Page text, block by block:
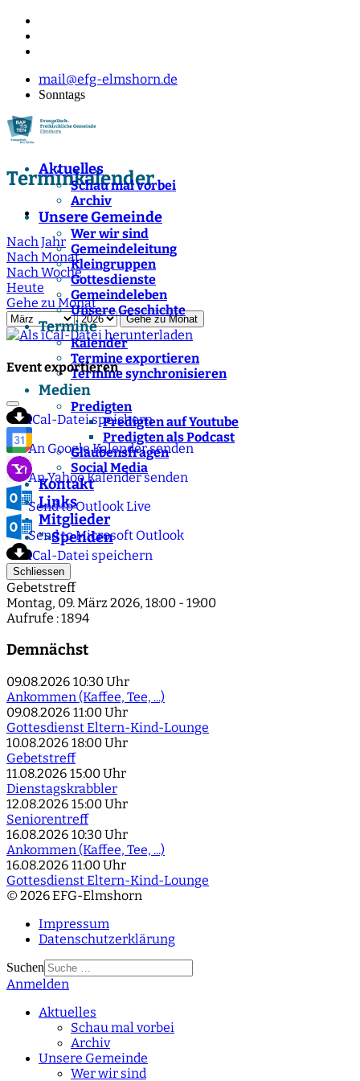
mail@efg-elmshorn.de
Sonntags
Aktuelles
Schau mal vorbei
Archiv
Unsere Gemeinde
Wer wir sind
Gemeindeleitung
Kleingruppen
Gottesdienste
Gemeindeleben
Unsere Geschichte
Termine
Kalender
Termine exportieren
Termine synchronisieren
Medien
Predigten
Predigten auf Youtube
Predigten als Podcast
Glaubensfragen
Social Media
Kontakt
Links
Mitglieder
">Spenden
Terminkalender
Nach Jahr
Nach Monat
Nach Woche
Heute
Gehe zu Monat
Gehe zu Monat
Event exportieren
iCal-Datei speichern
An Google Kalender senden
An Yahoo Kalender senden
Send to Outlook Live
Send to Microsoft Outlook
iCal-Datei speichern
Schliessen
Gebetstreff
Montag, 09. März 2026, 18:00 - 19:00
Aufrufe : 1894
Demnächst
09.08.2026 10:30 Uhr
Ankommen (Kaffee, Tee, ...)
09.08.2026 11:00 Uhr
Gottesdienst Eltern-Kind-Lounge
10.08.2026 18:00 Uhr
Gebetstreff
11.08.2026 15:00 Uhr
Dienstagskrabbler
12.08.2026 15:00 Uhr
Seniorentreff
16.08.2026 10:30 Uhr
Ankommen (Kaffee, Tee, ...)
16.08.2026 11:00 Uhr
Gottesdienst Eltern-Kind-Lounge
© 2026 EFG-Elmshorn
Impressum
Datenschutzerklärung
Suchen
Type 2 or more
Anmelden
Aktuelles
Schau mal vorbei
Archiv
Unsere Gemeinde
Wer wir sind